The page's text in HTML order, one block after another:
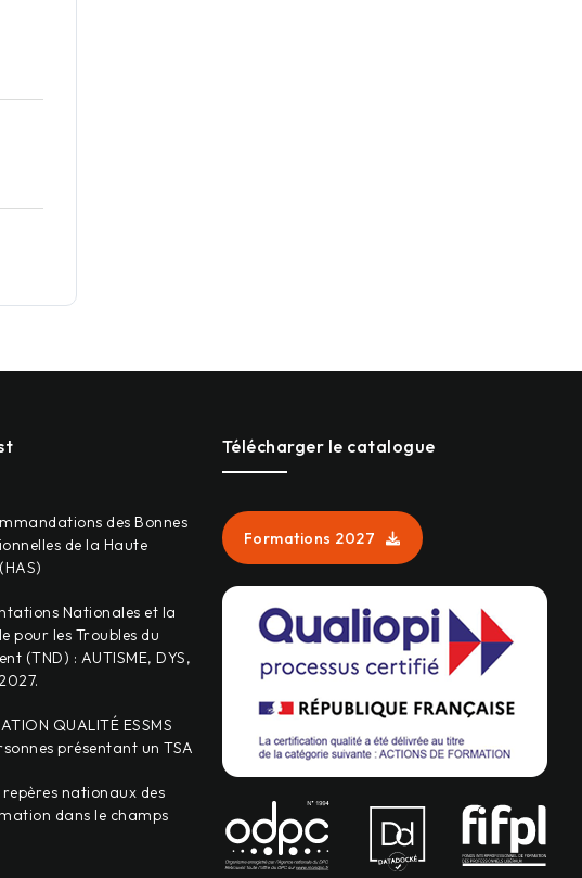
des Bonnes
de la Haute
Nationales et la
pour les Troubles du
(TND) : AUTISME, DYS,
QUALITÉ ESSMS
présentant un TSA
nationaux des
dans le champs
Télécharger le catalogue
Formations 2027